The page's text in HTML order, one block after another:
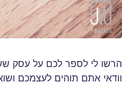
הרשו לי לספר לכם על עסק
וודאי אתם תוהים לעצמכם